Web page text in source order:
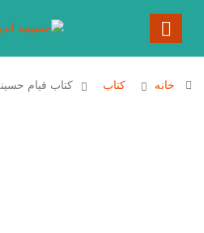
خانه کتاب کتاب قیام